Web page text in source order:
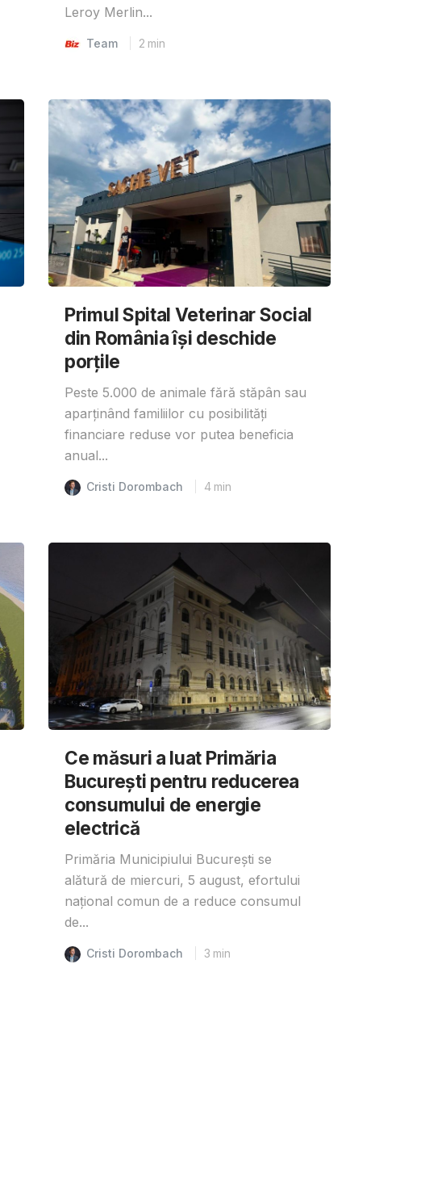
Leroy Merlin...
Team 2 min
Primul Spital Veterinar Social
din România își deschide
porțile
Peste 5.000 de animale fără stăpân sau
aparținând familiilor cu posibilități
financiare reduse vor putea beneficia
anual...
Cristi Dorombach 4 min
Ce măsuri a luat Primăria
București pentru reducerea
consumului de energie
electrică
Primăria Municipiului București se
alătură de miercuri, 5 august, efortului
național comun de a reduce consumul
de...
Cristi Dorombach 3 min